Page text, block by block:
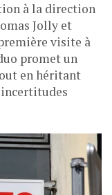
à la direction
Jolly et
visite à
promet un
en héritant